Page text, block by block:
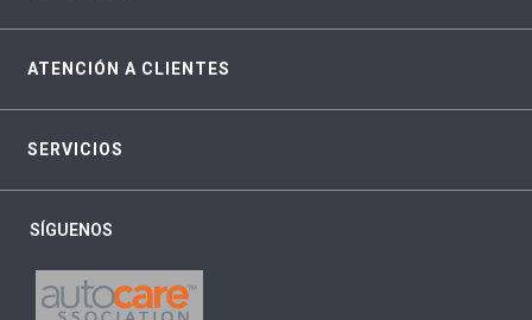
ATENCIÓN A CLIENTES
SERVICIOS
SÍGUENOS